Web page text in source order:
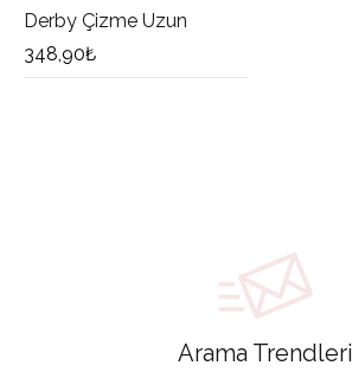
Derby Çizme Uzun
348,90₺
Arama Trendleri